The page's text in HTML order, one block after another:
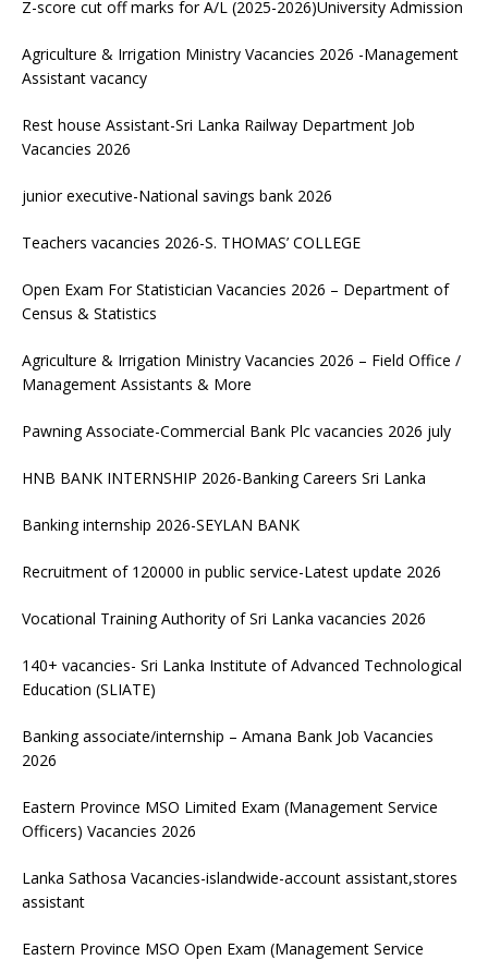
Z-score cut off marks for A/L (2025-2026)University Admission
Agriculture & Irrigation Ministry Vacancies 2026 -Management
Assistant vacancy
Rest house Assistant-Sri Lanka Railway Department Job
Vacancies 2026
junior executive-National savings bank 2026
Teachers vacancies 2026-S. THOMAS’ COLLEGE
Open Exam For Statistician Vacancies 2026 – Department of
Census & Statistics
Agriculture & Irrigation Ministry Vacancies 2026 – Field Office /
Management Assistants & More
Pawning Associate-Commercial Bank Plc vacancies 2026 july
HNB BANK INTERNSHIP 2026-Banking Careers Sri Lanka
Banking internship 2026-SEYLAN BANK
Recruitment of 120000 in public service-Latest update 2026
Vocational Training Authority of Sri Lanka vacancies 2026
140+ vacancies- Sri Lanka Institute of Advanced Technological
Education (SLIATE)
Banking associate/internship – Amana Bank Job Vacancies
2026
Eastern Province MSO Limited Exam (Management Service
Officers) Vacancies 2026
Lanka Sathosa Vacancies-islandwide-account assistant,stores
assistant
Eastern Province MSO Open Exam (Management Service